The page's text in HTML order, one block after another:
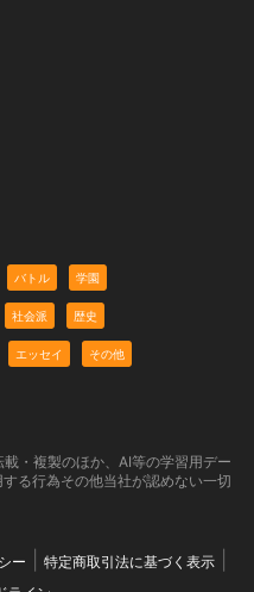
バトル 学園
社会派 歴史
エッセイ その他
・複製のほか、AI等の学習用デー
る行為その他当社が認めない一切
ー
特定商取引法に基づく表示